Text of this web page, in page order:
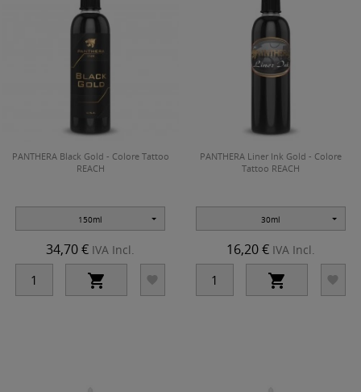
PANTHERA Black Gold - Colore Tattoo
REACH
150ml
34,70 € IVA Incl.
 
PANTHERA Liner Ink Gold - Colore
Tattoo REACH
30ml
16,20 € IVA Incl.
 